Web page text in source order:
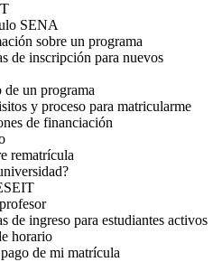
SENA
sobre un programa
de inscripción para nuevos
un programa
y proceso para matricularme
de financiación
rematrícula
de ingreso para estudiantes activos
horario
de mi matrícula